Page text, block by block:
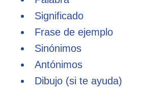
Significado
Frase de ejemplo
Sinónimos
Antónimos
Dibujo (si te ayuda)